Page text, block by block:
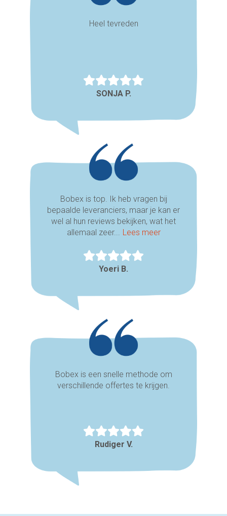
Heel tevreden
SONJA P.
Bobex is top. Ik heb vragen bij
bepaalde leveranciers, maar je kan er
wel al hun reviews bekijken, wat het
allemaal zeer... Lees meer
Yoeri B.
Bobex is een snelle methode om
verschillende offertes te krijgen.
Rudiger V.